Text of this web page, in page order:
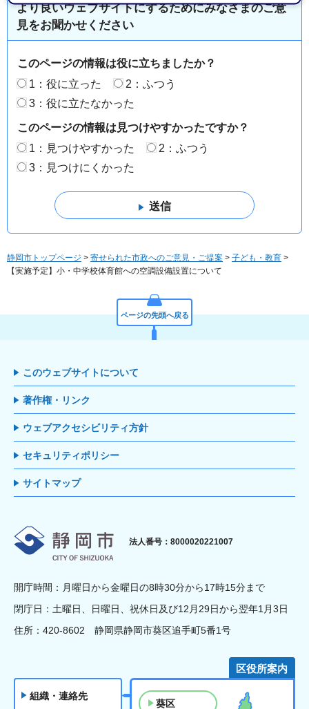
より良いウェブサイトにするためにみなさまのご意
見をお聞かせください
このページの情報は役に立ちましたか？
1：役に立った
2：ふつう
3：役に立たなかった
このページの情報は見つけやすかったですか？
1：見つけやすかった
2：ふつう
3：見つけにくかった
静岡市トップページ > 寄せられた市政へのご意見・ご提案 > 子ども・教育 >
【実施予定】小・中学校体育館への空調設備設置について
ページの先頭へ戻る
このウェブサイトについて
著作権・リンク
ウェブアクセシビリティ方針
セキュリティポリシー
サイトマップ
静岡市
法人番号：8000020221007
開庁時間：月曜日から金曜日の8時30分から17時15分まで
閉庁日：土曜日、日曜日、祝休日及び12月29日から翌年1月3日
住所：420-8602 静岡県静岡市葵区追手町5番1号
組織・連絡先
区役所案内
葵区